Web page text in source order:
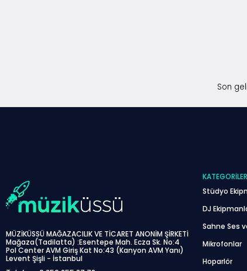
Son
MÜZİKÜSSÜ MAĞAZACILIK VE TİCARET ANONİM ŞİRKETİ
Mağaza(Tadilatta) :Esentepe Mah. Ecza Sk. No:4
Pol Center AVM Giriş Kat No:43 (Kanyon AVM Yanı)
Levent Şişli - İstanbul
KATEGORILER
Stüdyo
DJ
Sahne Ses
Mikrofonlar
Hoparlör